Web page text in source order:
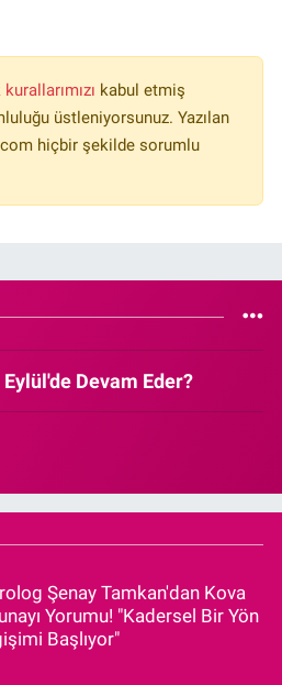
kabul etmiş
üstleniyorsunuz. Yazılan
hiçbir şekilde sorumlu
Devam Eder?
Şenay Tamkan'dan Kova
Yorumu! "Kadersel Bir Yön
Başlıyor"